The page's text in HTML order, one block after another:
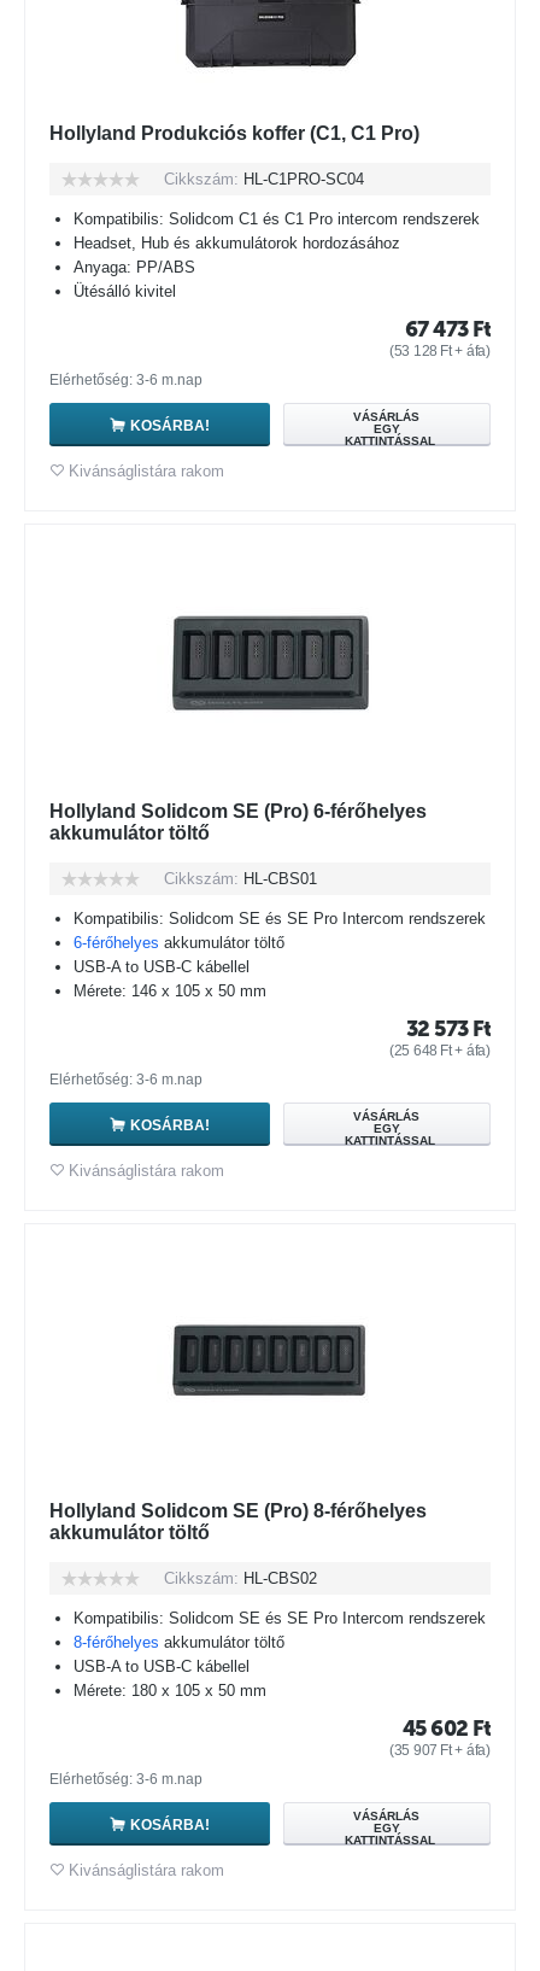
Hollyland Produkciós koffer (C1, C1 Pro)
Cikkszám: HL-C1PRO-SC04
Kompatibilis: Solidcom C1 és C1 Pro intercom rendszerek
Headset, Hub és akkumulátorok hordozásához
Anyaga: PP/ABS
Ütésálló kivitel
67 473 Ft
(53 128 Ft+ áfa)
Elérhetőség: 3-6 m.nap
KOSÁRBA!
VÁSÁRLÁS
EGY
KATTINTÁSSAL
Kivánságlistára rakom
Hollyland Solidcom SE (Pro) 6-férőhelyes
akkumulátor töltő
Cikkszám: HL-CBS01
Kompatibilis: Solidcom SE és SE Pro Intercom rendszerek
6-férőhelyes akkumulátor töltő
USB-A to USB-C kábellel
Mérete: 146 x 105 x 50 mm
32 573 Ft
(25 648 Ft+ áfa)
Elérhetőség: 3-6 m.nap
KOSÁRBA!
VÁSÁRLÁS
EGY
KATTINTÁSSAL
Kivánságlistára rakom
Hollyland Solidcom SE (Pro) 8-férőhelyes
akkumulátor töltő
Cikkszám: HL-CBS02
Kompatibilis: Solidcom SE és SE Pro Intercom rendszerek
8-férőhelyes akkumulátor töltő
USB-A to USB-C kábellel
Mérete: 180 x 105 x 50 mm
45 602 Ft
(35 907 Ft+ áfa)
Elérhetőség: 3-6 m.nap
KOSÁRBA!
VÁSÁRLÁS
EGY
KATTINTÁSSAL
Kivánságlistára rakom